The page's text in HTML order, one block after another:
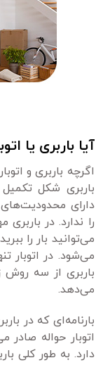
آیا باربری یا
اگرچه باربری و
باربری شکل تکمیل
دارای
را ندارد. در
می‌توانید بار را
می‌شود. در اتوبار
باربری از سه روش
می‌دهد.
بارنامه‌ای که در
اتوبار حواله
دارد. به طور کلی